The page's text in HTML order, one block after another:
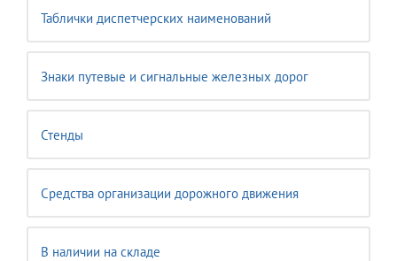
Таблички диспетчерских наименований
Знаки путевые и сигнальные железных дорог
Стенды
Средства организации дорожного движения
В наличии на складе